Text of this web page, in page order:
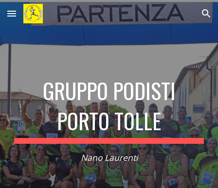
Skip to main content Skip to navigation
GRUPPO PODISTI
PORTO TOLLE
Nano Laurenti